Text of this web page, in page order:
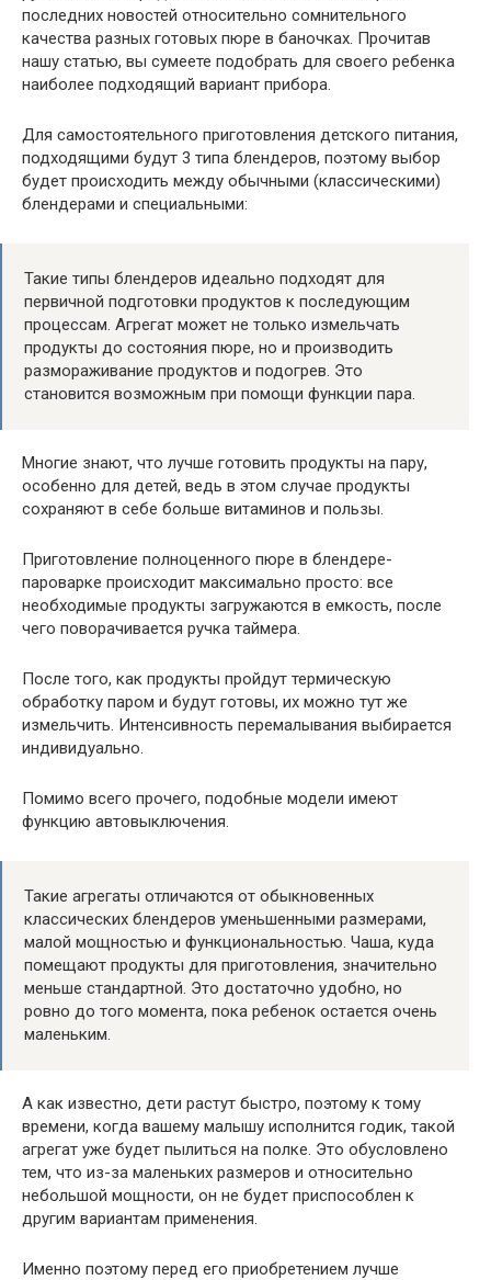
последних новостей относительно сомнительного
качества разных готовых пюре в баночках. Прочитав
нашу статью, вы сумеете подобрать для своего ребенка
наиболее подходящий вариант прибора.
Для самостоятельного приготовления детского питания,
подходящими будут 3 типа блендеров, поэтому выбор
будет происходить между обычными (классическими)
блендерами и специальными:
Такие типы блендеров идеально подходят для
первичной подготовки продуктов к последующим
процессам. Агрегат может не только измельчать
продукты до состояния пюре, но и производить
размораживание продуктов и подогрев. Это
становится возможным при помощи функции пара.
Многие знают, что лучше готовить продукты на пару,
особенно для детей, ведь в этом случае продукты
сохраняют в себе больше витаминов и пользы.
Приготовление полноценного пюре в блендере-
пароварке происходит максимально просто: все
необходимые продукты загружаются в емкость, после
чего поворачивается ручка таймера.
После того, как продукты пройдут термическую
обработку паром и будут готовы, их можно тут же
измельчить. Интенсивность перемалывания выбирается
индивидуально.
Помимо всего прочего, подобные модели имеют
функцию автовыключения.
Такие агрегаты отличаются от обыкновенных
классических блендеров уменьшенными размерами,
малой мощностью и функциональностью. Чаша, куда
помещают продукты для приготовления, значительно
меньше стандартной. Это достаточно удобно, но
ровно до того момента, пока ребенок остается очень
маленьким.
А как известно, дети растут быстро, поэтому к тому
времени, когда вашему малышу исполнится годик, такой
агрегат уже будет пылиться на полке. Это обусловлено
тем, что из-за маленьких размеров и относительно
небольшой мощности, он не будет приспособлен к
другим вариантам применения.
Именно поэтому перед его приобретением лучше